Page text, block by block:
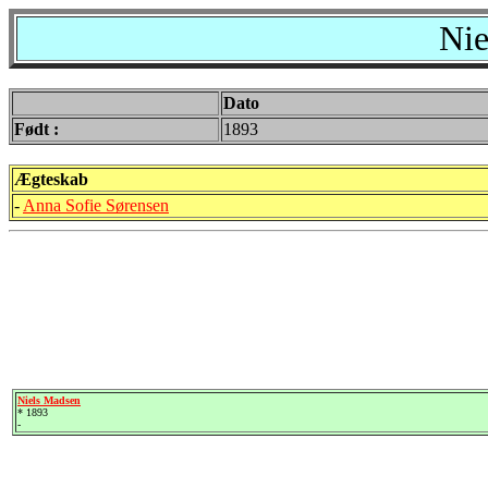
Dato
Født :
1893
Ægteskab
- Anna Sofie Sørensen
Niels Madsen
* 1893
-